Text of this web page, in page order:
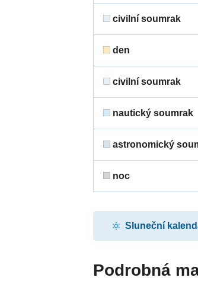
civilní soumrak
den
civilní soumrak
nautický soumrak
astronomický
noc
Sluneční
Podrobná